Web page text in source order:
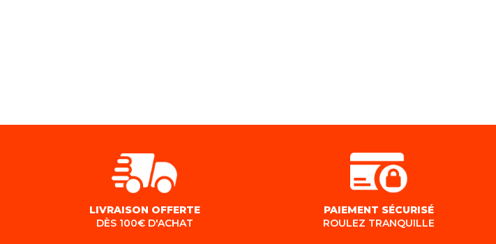
LIVRAISON OFFERTE
DÈS 100€ D'ACHAT
PAIEMENT SÉCURISÉ
ROULEZ TRANQUILLE